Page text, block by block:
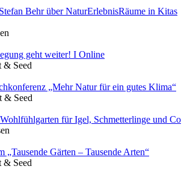
Behr über NaturErlebnisRäume in Kitas
geht weiter! I Online
& Seed
„Mehr Natur für ein gutes Klima“
& Seed
für Igel, Schmetterlinge und Co
„Tausende Gärten – Tausende Arten“
& Seed